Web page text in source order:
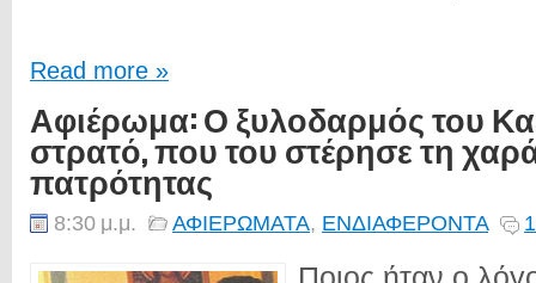
Read more »
Αφιέρωμα: Ο ξυλοδαρμός του
στρατό, που του στέρησε τη
πατρότητας
8:30 μ.μ. ΑΦΙΕΡΩΜΑΤΑ, ΕΝΔΙΑΦΕΡΟΝΤΑ